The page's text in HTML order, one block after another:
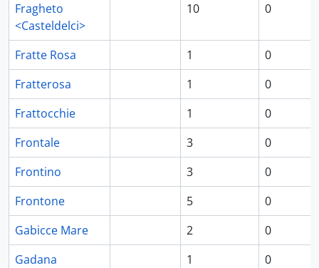
Fragheto
<Casteldelci>
10 0
Fratte Rosa 1
0
Fratterosa
1
0
Frattocchie
1
0
Frontale
3
0
Frontino
3
0
Frontone
5
0
Gabicce Mare
2
0
Gadana
1 0